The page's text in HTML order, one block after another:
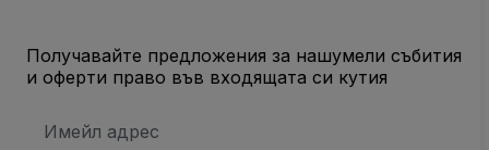
Получавайте предложения за нашумели събития
и оферти право във входящата си кутия
адрес